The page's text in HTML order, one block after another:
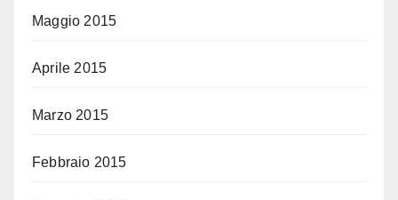
Maggio 2015
Aprile 2015
Marzo 2015
Febbraio 2015